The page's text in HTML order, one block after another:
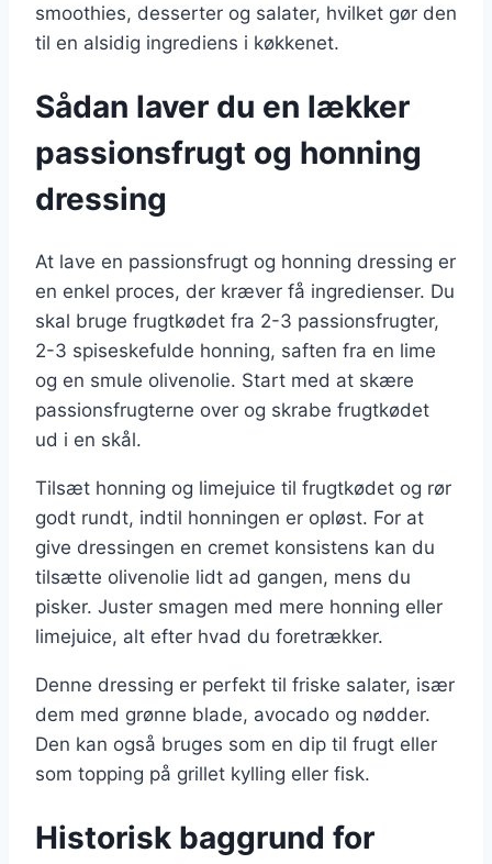
smoothies, desserter og salater, hvilket gør den
til en alsidig ingrediens i køkkenet.
Sådan laver du en lækker
passionsfrugt og honning
dressing
At lave en passionsfrugt og honning dressing er
en enkel proces, der kræver få ingredienser. Du
skal bruge frugtkødet fra 2-3 passionsfrugter,
2-3 spiseskefulde honning, saften fra en lime
og en smule olivenolie. Start med at skære
passionsfrugterne over og skrabe frugtkødet
ud i en skål.
Tilsæt honning og limejuice til frugtkødet og rør
godt rundt, indtil honningen er opløst. For at
give dressingen en cremet konsistens kan du
tilsætte olivenolie lidt ad gangen, mens du
pisker. Juster smagen med mere honning eller
limejuice, alt efter hvad du foretrækker.
Denne dressing er perfekt til friske salater, især
dem med grønne blade, avocado og nødder.
Den kan også bruges som en dip til frugt eller
som topping på grillet kylling eller fisk.
Historisk baggrund for